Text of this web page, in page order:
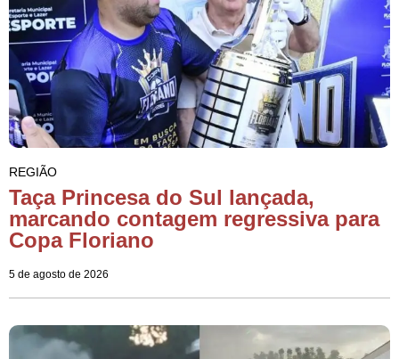
REGIÃO
Taça Princesa do Sul lançada,
marcando contagem regressiva para
Copa Floriano
5 de agosto de 2026